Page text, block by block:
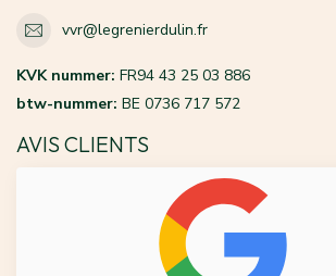
vvr@legrenierdulin.fr
KVK nummer: FR94 43 25 03 886
btw-nummer: BE 0736 717 572
AVIS CLIENTS